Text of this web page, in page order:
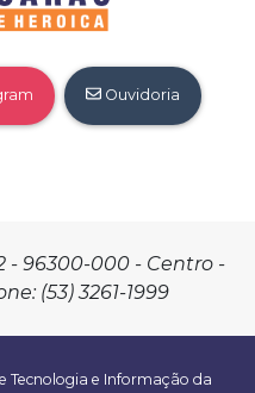
Ouvidoria
- 96300-000 - Centro -
(53) 3261-1999
Tecnologia e Informação da